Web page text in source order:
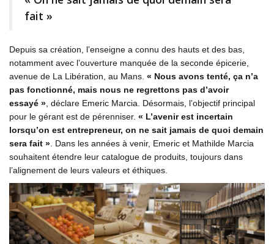
fait »
Depuis sa création, l’enseigne a connu des hauts et des bas,
notamment avec l’ouverture manquée de la seconde épicerie,
avenue de La Libération, au Mans. « Nous avons tenté, ça n’a
pas fonctionné, mais nous ne regrettons pas d’avoir
essayé », déclare Emeric Marcia. Désormais, l’objectif principal
pour le gérant est de pérenniser. « L’avenir est incertain
lorsqu’on est entrepreneur, on ne sait jamais de quoi demain
sera fait ». Dans les années à venir, Emeric et Mathilde Marcia
souhaitent étendre leur catalogue de produits, toujours dans
l’alignement de leurs valeurs et éthiques.